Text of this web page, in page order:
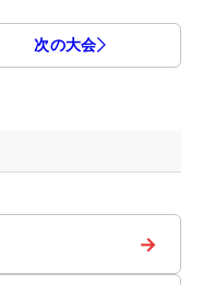
次の大会
→